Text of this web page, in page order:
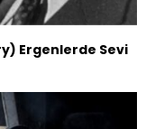
Ergenlerde Sevi